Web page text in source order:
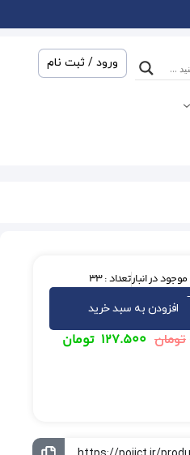
ورود / ثبت نام
موجود در انبارتعداد : 33
افزودن به سبد خرید
تومان ۱۲۷.۵۰۰ تومان